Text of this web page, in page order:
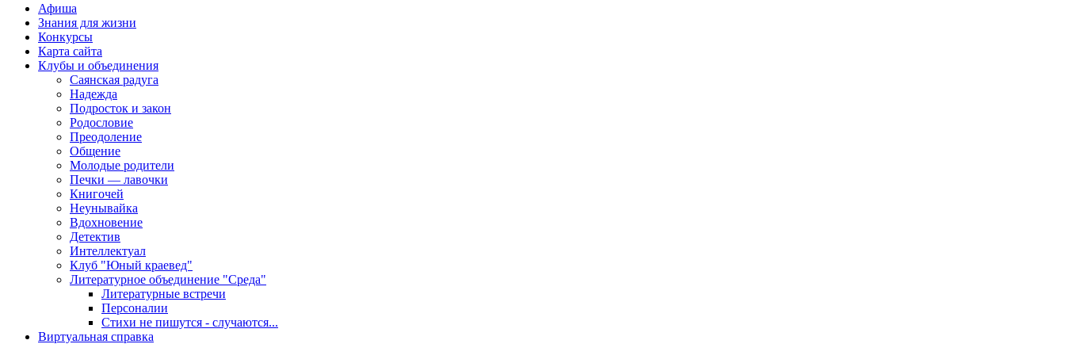
Афиша
Знания для жизни
Конкурсы
Карта сайта
Клубы и объединения
Саянская радуга
Надежда
Подросток и закон
Родословие
Преодоление
Общение
Молодые родители
Печки — лавочки
Книгочей
Неунывайка
Вдохновение
Детектив
Интеллектуал
Клуб "Юный краевед"
Литературное объединение "Среда"
Литературные встречи
Персоналии
Стихи не пишутся - случаются...
Виртуальная справка